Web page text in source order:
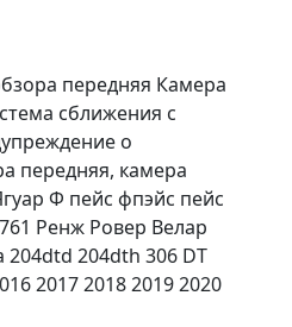
передняя Камера
сближения с
о
передняя, камера
Ф пейс фпэйс пейс
Ренж Ровер Велар
204dtd 204dth 306 DT
2017 2018 2019 2020